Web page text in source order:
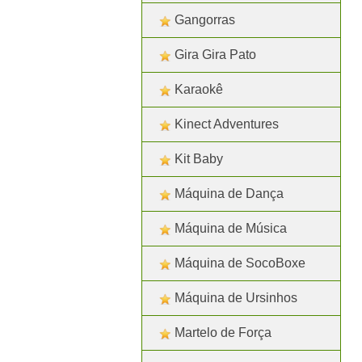
Gangorras
Gira Gira Pato
Karaokê
Kinect Adventures
Kit Baby
Máquina de Dança
Máquina de Música
Máquina de SocoBoxe
Máquina de Ursinhos
Martelo de Força